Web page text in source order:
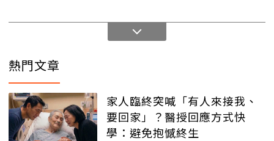
熱門文章
家人臨終突喊「有人來接我、
要回家」？醫授回應方式快
學：避免抱憾終生